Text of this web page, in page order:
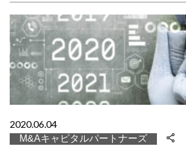
2020.06.04
M&Aキャピタルパートナーズ